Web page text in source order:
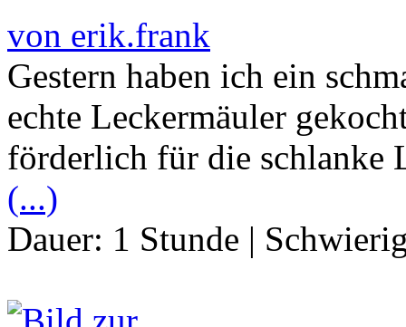
von erik.frank
Gestern haben ich ein
echte Leckermäuler
förderlich für die schlanke
(...)
Dauer: 1 Stunde |